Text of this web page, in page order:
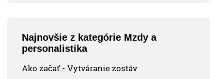
Najnovšie z kategórie Mzdy a
personalistika
Ako začať - Vytváranie zostáv